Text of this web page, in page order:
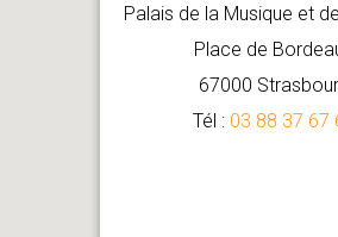
Palais de la Musique et
Place de
67000
Tél : 03 88 37 67